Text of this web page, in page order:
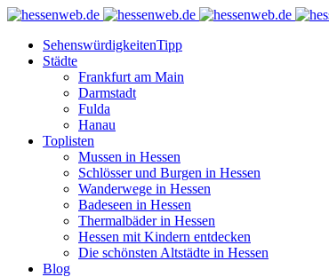
SehenswürdigkeitenTipp
Städte
Frankfurt am Main
Darmstadt
Fulda
Hanau
Toplisten
Mussen in Hessen
Schlösser und Burgen in Hessen
Wanderwege in Hessen
Badeseen in Hessen
Thermalbäder in Hessen
Hessen mit Kindern entdecken
Die schönsten Altstädte in Hessen
Blog